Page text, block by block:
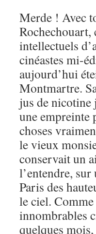
Merde ! Avec
Rochechouart,
intellectuels
cinéastes mi-
aujourd’hui
Montmartre.
jus de nicotine
une empreinte
choses
le vieux
conservait un
l’entendre, sur
Paris des
le ciel.
innombrables
quelques